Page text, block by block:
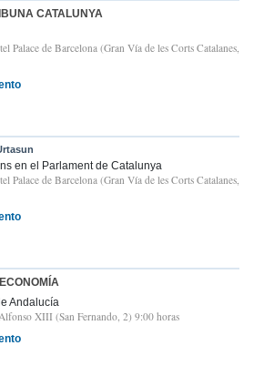
CATALUNYA
Palace de Barcelona (Gran Vía de les Corts Catalanes,
en el Parlament de Catalunya
Palace de Barcelona (Gran Vía de les Corts Catalanes,
Andalucía
XIII (San Fernando, 2) 9:00 horas